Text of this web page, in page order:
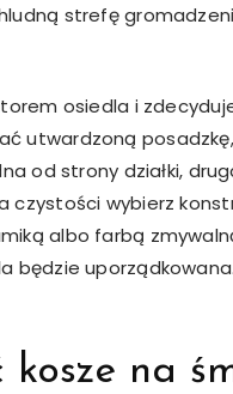
strefę
osiedla i
utwardzoną
od strony działki,
czystości wybierz
albo farbą
będzie uporządkowana.
kosze na